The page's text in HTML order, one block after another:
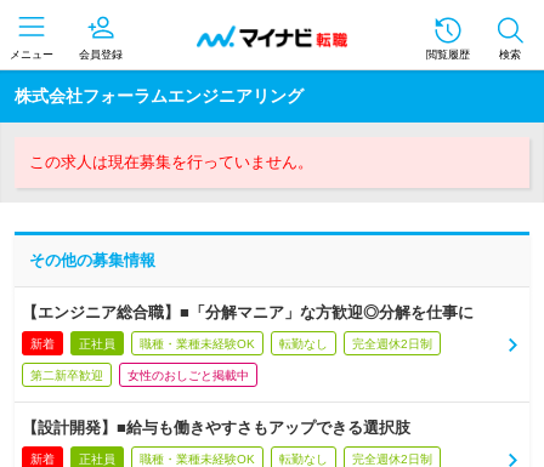
メニュー 会員登録 閲覧履歴 検索
株式会社フォーラムエンジニアリング
この求人は現在募集を行っていません。
その他の募集情報
【エンジニア総合職】■「分解マニア」な方歓迎◎分解を仕事に
新着 正社員 職種・業種未経験OK 転勤なし 完全週休2日制
第二新卒歓迎 女性のおしごと掲載中
【設計開発】■給与も働きやすさもアップできる選択肢
新着 正社員 職種・業種未経験OK 転勤なし 完全週休2日制